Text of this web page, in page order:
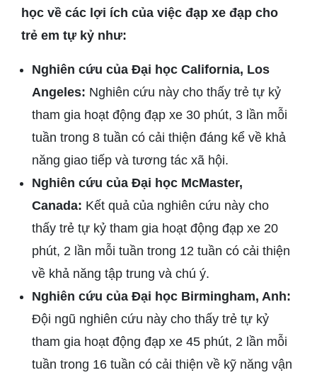
học về các lợi ích của việc đạp xe đạp cho
trẻ em tự kỷ như:
Nghiên cứu của Đại học California, Los
Angeles: Nghiên cứu này cho thấy trẻ tự kỷ
tham gia hoạt động đạp xe 30 phút, 3 lần mỗi
tuần trong 8 tuần có cải thiện đáng kể về khả
năng giao tiếp và tương tác xã hội.
Nghiên cứu của Đại học McMaster,
Canada: Kết quả của nghiên cứu này cho
thấy trẻ tự kỷ tham gia hoạt động đạp xe 20
phút, 2 lần mỗi tuần trong 12 tuần có cải thiện
về khả năng tập trung và chú ý.
Nghiên cứu của Đại học Birmingham, Anh:
Đội ngũ nghiên cứu này cho thấy trẻ tự kỷ
tham gia hoạt động đạp xe 45 phút, 2 lần mỗi
tuần trong 16 tuần có cải thiện về kỹ năng vận